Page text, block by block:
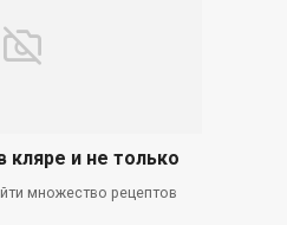
кляре и не только
множество рецептов